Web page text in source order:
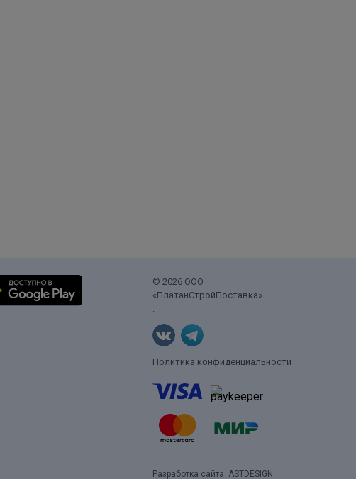
© 2026 ООО
«ПлатанСтройПоставка».
.
Политика конфиденциальности
Разработка сайта ASTDESIGN